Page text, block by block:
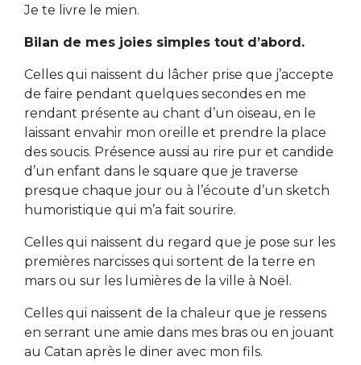
Je te livre le mien.
Bilan de mes joies simples tout d’abord.
Celles qui naissent du lâcher prise que j’accepte
de faire pendant quelques secondes en me
rendant présente au chant d’un oiseau, en le
laissant envahir mon oreille et prendre la place
des soucis. Présence aussi au rire pur et candide
d’un enfant dans le square que je traverse
presque chaque jour ou à l’écoute d’un sketch
humoristique qui m’a fait sourire.
Celles qui naissent du regard que je pose sur les
premières narcisses qui sortent de la terre en
mars ou sur les lumières de la ville à Noël.
Celles qui naissent de la chaleur que je ressens
en serrant une amie dans mes bras ou en jouant
au Catan après le diner avec mon fils.